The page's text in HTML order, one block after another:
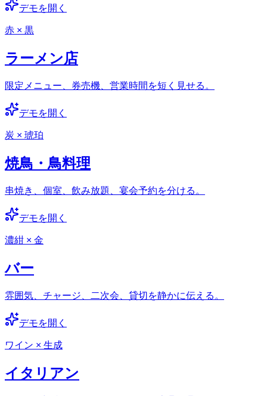
デモを開く
赤 × 黒
ラーメン店
限定メニュー、券売機、営業時間を短く見せる。
デモを開く
炭 × 琥珀
焼鳥・鳥料理
串焼き、個室、飲み放題、宴会予約を分ける。
デモを開く
濃紺 × 金
バー
雰囲気、チャージ、二次会、貸切を静かに伝える。
デモを開く
ワイン × 生成
イタリアン